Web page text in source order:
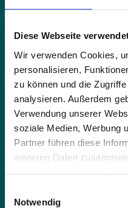
Diese Webseite
Wir verwenden Cookies,
personalisieren,
zu können und die
analysieren. Außerdem
Verwendung unserer
soziale Medien, Werbung
Partner führen diese
weiteren Daten
Notwendig
stehen im Mittelpunkt
– Zukunftsorientierte
Staatsministerium für
Forsten und
3.
11:30 Uhr -
Webex